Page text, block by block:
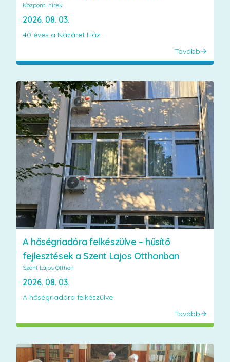
Központi hírek
2026. 08. 03.
40 éves a Názáret Ház
Tovább
A hőségriadóra felkészülve – hűsítő
fejlesztések a Szent Lajos Otthonban
Szent Lajos Otthon
2026. 08. 03.
A hőségriadóra felkészülve
Tovább